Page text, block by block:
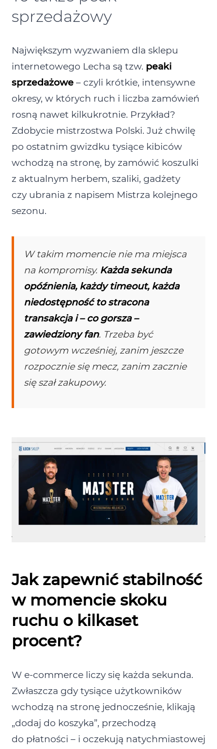
sprzedażowy
Największym wyzwaniem dla sklepu
internetowego Lecha są tzw. peaki
sprzedażowe – czyli krótkie, intensywne
okresy, w których ruch i liczba zamówień
rosną nawet kilkukrotnie. Przykład?
Zdobycie mistrzostwa Polski. Już chwilę
po ostatnim gwizdku tysiące kibiców
wchodzą na stronę, by zamówić koszulki
z aktualnym herbem, szaliki, gadżety
czy ubrania z napisem Mistrza kolejnego
sezonu.
W takim momencie nie ma miejsca
na kompromisy. Każda sekunda
opóźnienia, każdy timeout, każda
niedostępność to stracona
transakcja i – co gorsza –
zawiedziony fan. Trzeba być
gotowym wcześniej, zanim jeszcze
rozpocznie się mecz, zanim zacznie
się szał zakupowy.
Jak zapewnić stabilność
w momencie skoku
ruchu o kilkaset
procent?
W e‑commerce liczy się każda sekunda.
Zwłaszcza gdy tysiące użytkowników
wchodzą na stronę jednocześnie, klikają
„dodaj do koszyka”, przechodzą
do płatności – i oczekują natychmiastowej